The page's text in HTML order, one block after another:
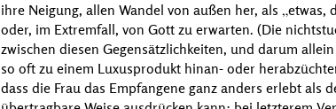
ihre Neigung, allen Wandel von außen her, als etwas,
oder, im Extremfall, von Gott zu erwarten. (Die
zwischen diesen Gegensätzlichkeiten, und darum
so oft zu einem Luxusprodukt hinan- oder
dass die Frau das Empfangene ganz anders erlebt